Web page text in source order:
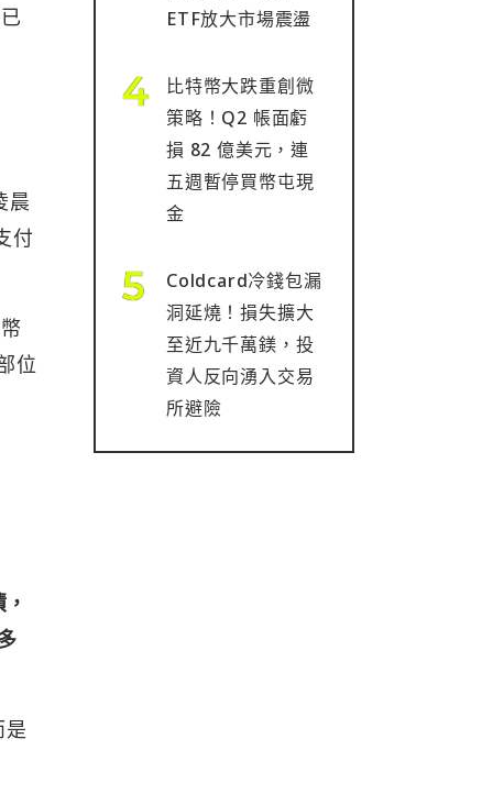
晨
付
位
ETF放大市場震盪
比特幣大跌重創微
策略！Q2 帳面虧
損 82 億美元，連
五週暫停買幣屯現
金
Coldcard冷錢包漏
洞延燒！損失擴大
至近九千萬鎂，投
資人反向湧入交易
所避險